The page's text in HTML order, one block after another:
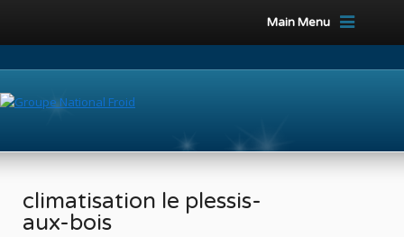
Main Menu
climatisation le plessis-
aux-bois